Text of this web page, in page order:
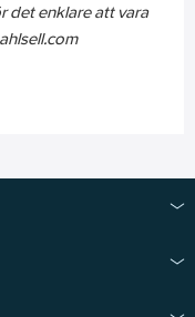
det enklare att vara